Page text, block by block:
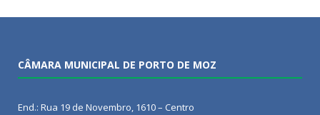
CÂMARA MUNICIPAL DE PORTO DE MOZ
End.: Rua 19 de Novembro, 1610 – Centro